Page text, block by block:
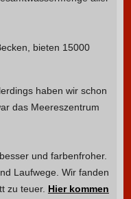
bieten 15000
haben wir schon
das Meereszentrum
und farbenfroher.
Laufwege. Wir fanden
zu teuer. Hier kommen